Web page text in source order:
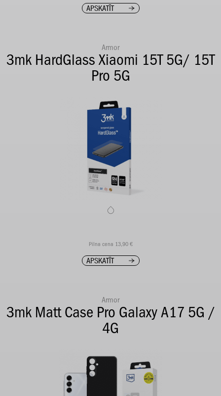
APSKATĪT
Armor
3mk HardGlass Xiaomi 15T 5G/ 15T
Pro 5G
Pilna cena 13,90 €
APSKATĪT
Armor
3mk Matt Case Pro Galaxy A17 5G /
4G